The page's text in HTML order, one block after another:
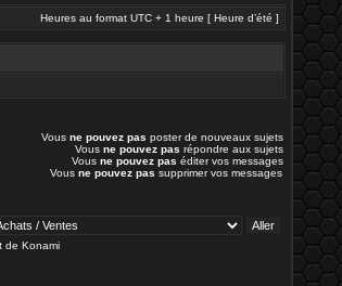
Heures au format UTC + 1 heure [ Heure d’été ]
Vous ne pouvez pas poster de nouveaux sujets
Vous ne pouvez pas répondre aux sujets
Vous ne pouvez pas éditer vos messages
Vous ne pouvez pas supprimer vos messages
de Konami